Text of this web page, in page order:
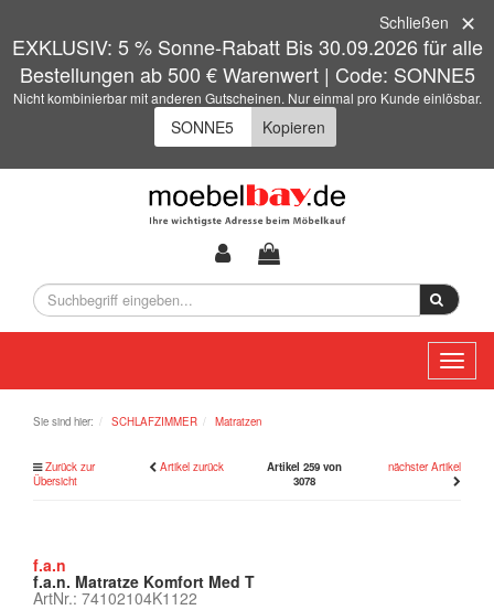
EXKLUSIV: 5 % Sonne-Rabatt Bis 30.09.2026 für alle
Bestellungen ab 500 € Warenwert | Code: SONNE5
Nicht kombinierbar mit anderen Gutscheinen. Nur einmal pro Kunde einlösbar.
Kopieren
Schließen
Sie sind hier: SCHLAFZIMMER Matratzen
Zurück zur
Übersicht
Artikel zurück
Artikel 259 von
3078
nächster Artikel
f.a.n
f.a.n. Matratze Komfort Med T
ArtNr.: 74102104K1122